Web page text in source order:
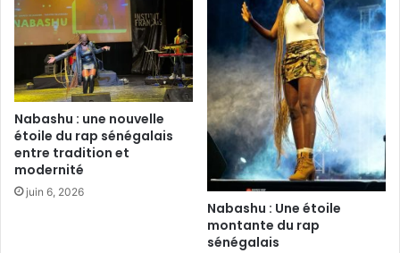
Nabashu : une nouvelle
étoile du rap sénégalais
entre tradition et
modernité
juin 6, 2026
Nabashu : Une étoile
montante du rap
sénégalais